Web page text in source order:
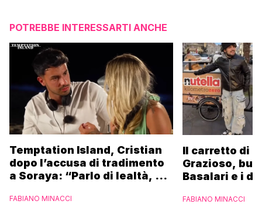
POTREBBE INTERESSARTI ANCHE
Temptation Island, Cristian
dopo l’accusa di tradimento
a Soraya: “Parlo di lealtà, ma
FABIANO MINACCI
Il carretto di
Grazioso,
Basalari e i
Ferrero”
FABIANO MINACCI